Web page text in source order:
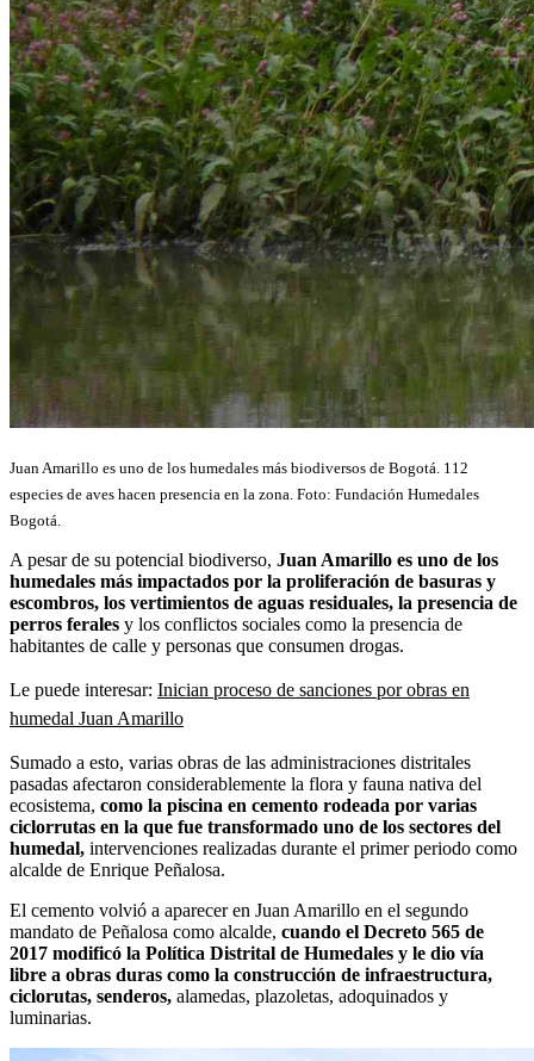
Juan Amarillo es uno de los humedales más biodiversos de Bogotá. 112
especies de aves hacen presencia en la zona. Foto: Fundación Humedales
Bogotá.
A pesar de su potencial biodiverso, Juan Amarillo es uno de los
humedales más impactados por la proliferación de basuras y
escombros, los vertimientos de aguas residuales, la presencia de
perros ferales y los conflictos sociales como la presencia de
habitantes de calle y personas que consumen drogas.
Le puede interesar: Inician proceso de sanciones por obras en
humedal Juan Amarillo
Sumado a esto, varias obras de las administraciones distritales
pasadas afectaron considerablemente la flora y fauna nativa del
ecosistema, como la piscina en cemento rodeada por varias
ciclorrutas en la que fue transformado uno de los sectores del
humedal, intervenciones realizadas durante el primer periodo como
alcalde de Enrique Peñalosa.
El cemento volvió a aparecer en Juan Amarillo en el segundo
mandato de Peñalosa como alcalde, cuando el Decreto 565 de
2017 modificó la Política Distrital de Humedales y le dio vía
libre a obras duras como la construcción de infraestructura,
ciclorutas, senderos, alamedas, plazoletas, adoquinados y
luminarias.